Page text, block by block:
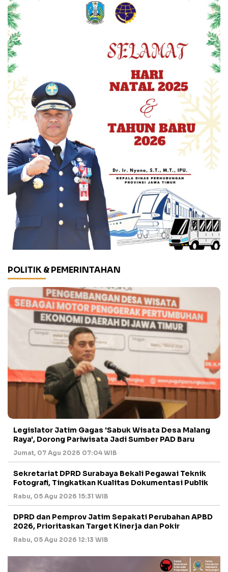
POLITIK & PEMERINTAHAN
Legislator Jatim Gagas 'Sabuk Wisata Desa Malang
Raya', Dorong Pariwisata Jadi Sumber PAD Baru
Jumat, 07 Agu 2026 07:04 WIB
Sekretariat DPRD Surabaya Bekali Pegawai Teknik
Fotografi, Tingkatkan Kualitas Dokumentasi Publik
Rabu, 05 Agu 2026 15:31 WIB
DPRD dan Pemprov Jatim Sepakati Perubahan APBD
2026, Prioritaskan Target Kinerja dan Pokir
Rabu, 05 Agu 2026 12:13 WIB